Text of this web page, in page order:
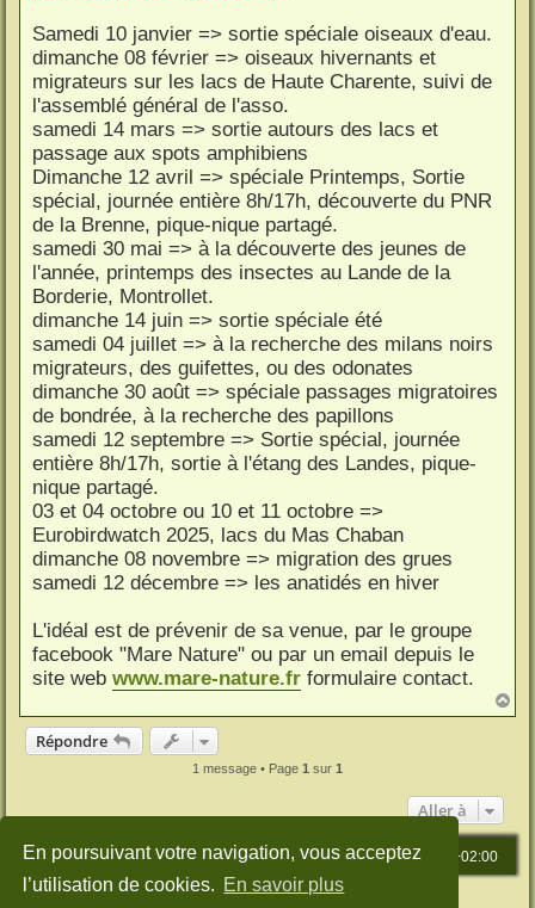
En poursuivant votre navigation, vous acceptez
l’utilisation de cookies. En savoir plus
Samedi 10 janvier => sortie spéciale oiseaux d'eau.
dimanche 08 février => oiseaux hivernants et
migrateurs sur les lacs de Haute Charente, suivi de
l'assemblé général de l'asso.
samedi 14 mars => sortie autours des lacs et
passage aux spots amphibiens
Dimanche 12 avril => spéciale Printemps, Sortie
spécial, journée entière 8h/17h, découverte du PNR
de la Brenne, pique-nique partagé.
samedi 30 mai => à la découverte des jeunes de
l'année, printemps des insectes au Lande de la
Borderie, Montrollet.
dimanche 14 juin => sortie spéciale été
samedi 04 juillet => à la recherche des milans noirs
migrateurs, des guifettes, ou des odonates
dimanche 30 août => spéciale passages migratoires
de bondrée, à la recherche des papillons
samedi 12 septembre => Sortie spécial, journée
entière 8h/17h, sortie à l'étang des Landes, pique-
nique partagé.
03 et 04 octobre ou 10 et 11 octobre =>
Eurobirdwatch 2025, lacs du Mas Chaban
dimanche 08 novembre => migration des grues
samedi 12 décembre => les anatidés en hiver
L'idéal est de prévenir de sa venue, par le groupe
facebook "Mare Nature" ou par un email depuis le
site web www.mare-nature.fr formulaire contact.
a
Répondre
1 message • Page 1 sur 1
Aller à
Accueil Index du forum Heures au format UTC+02:00
® Forum Software © phpBB Limited